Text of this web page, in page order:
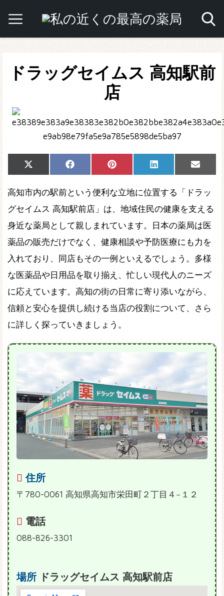
ドラッグセイムス 高知駅前
店
Share
on
X
(Twitter)
Share
on
Facebook Share
on
Pinterest Share
on
LinkedIn
Share
on
Email
高知市内の駅前という便利な立地に位置する「ドラッ
グセイムス 高知駅前店」は、地域住民の健康を支える
身近な薬局として親しまれています。日本の薬局は医
薬品の販売だけでなく、健康相談や予防医療にも力を
入れており、同店もその一例といえるでしょう。多様
な医薬品や日用品を取り揃え、忙しい現代人のニーズ
に応えています。高知の街の日常に寄り添いながら、
信頼と安心を提供し続ける当店の役割について、さら
に詳しく探っていきましょう。
住所
〒780-0061 高知県高知市栄田町２丁目４−１２
電話
088-826-3301
場所 ドラッグセイムス 高知駅前店